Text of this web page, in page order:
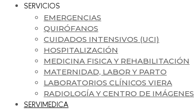
SERVICIOS
EMERGENCIAS
QUIRÓFANOS
CUIDADOS INTENSIVOS (UCI)
HOSPITALIZACIÓN
MEDICINA FISICA Y REHABILITACIÓN
MATERNIDAD, LABOR Y PARTO
LABORATORIOS CLÍNICOS VIERA
RADIOLOGÍA Y CENTRO DE IMÁGENES
SERVIMEDICA